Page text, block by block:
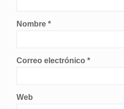
Nombre *
Correo electrónico *
Web